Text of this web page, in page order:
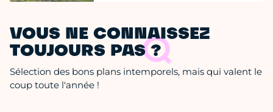
VOUS NE CONNAISSEZ
TOUJOURS PAS ?
Sélection des bons plans intemporels, mais qui valent le
coup toute l'année !